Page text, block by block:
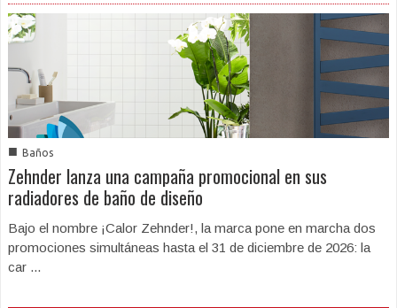
■ Baños
Zehnder lanza una campaña promocional en sus
radiadores de baño de diseño
Bajo el nombre ¡Calor Zehnder!, la marca pone en marcha dos
promociones simultáneas hasta el 31 de diciembre de 2026: la
car ...